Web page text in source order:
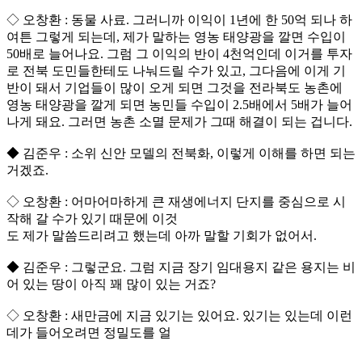
◇ 오창환 : 동물 사료. 그러니까 이익이 1년에 한 50억 되나 하
여튼 그렇게 되는데, 제가 말하는 영농 태양광을 깔면 수입이
50배로 늘어나요. 그럼 그 이익의 반이 4천억인데 이거를 투자
로 전북 도민들한테도 나눠드릴 수가 있고, 그다음에 이게 기
반이 돼서 기업들이 많이 오게 되면 그것을 전라북도 농촌에
영농 태양광을 깔게 되면 농민들 수입이 2.5배에서 5배가 늘어
나게 돼요. 그러면 농촌 소멸 문제가 그때 해결이 되는 겁니다.
◆ 김준우 : 소위 신안 모델의 전북화, 이렇게 이해를 하면 되는
거겠죠.
◇ 오창환 : 어마어마하게 큰 재생에너지 단지를 중심으로 시
작해 갈 수가 있기 때문에 이것
도 제가 말씀드리려고 했는데 아까 말할 기회가 없어서.
◆ 김준우 : 그렇군요. 그럼 지금 장기 임대용지 같은 용지는 비
어 있는 땅이 아직 꽤 많이 있는 거죠?
◇ 오창환 : 새만금에 지금 있기는 있어요. 있기는 있는데 이런
데가 들어오려면 정밀도를 얼